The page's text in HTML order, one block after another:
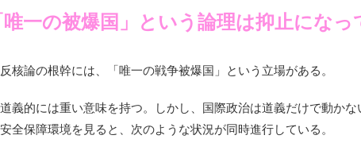
唯一の被爆国」という論理は抑止にな
核論の根幹には、「唯一の戦争被爆国」という立場がある。
義的には重い意味を持つ。しかし、国際政治は道義だけで動かな
全保障環境を見ると、次のような状況が同時進行している。